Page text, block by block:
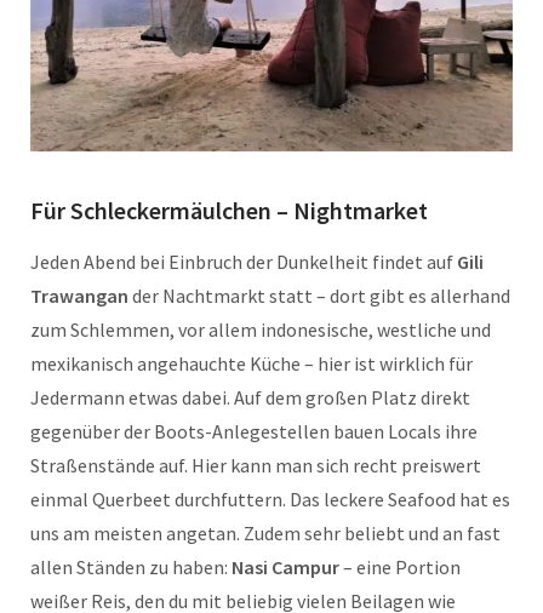
Für Schleckermäulchen – Nightmarket
Jeden Abend bei Einbruch der Dunkelheit findet auf Gili
Trawangan der Nachtmarkt statt – dort gibt es allerhand
zum Schlemmen, vor allem indonesische, westliche und
mexikanisch angehauchte Küche – hier ist wirklich für
Jedermann etwas dabei. Auf dem großen Platz direkt
gegenüber der Boots-Anlegestellen bauen Locals ihre
Straßenstände auf. Hier kann man sich recht preiswert
einmal Querbeet durchfuttern. Das leckere Seafood hat es
uns am meisten angetan. Zudem sehr beliebt und an fast
allen Ständen zu haben: Nasi Campur– eine Portion
weißer Reis, den du mit beliebig vielen Beilagen wie